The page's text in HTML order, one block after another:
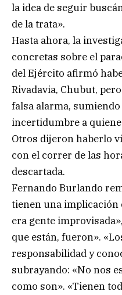
la idea de seguir
de la trata».
Hasta ahora, la
concretas sobre el
del Ejército afirmó
Rivadavia, Chubut,
falsa alarma,
incertidumbre a
Otros dijeron haberlo
con el correr de las
descartada.
Fernando Burlando
tienen una implicación
era gente
que están, fueron».
responsabilidad y
subrayando: «No nos
como son». «Tienen